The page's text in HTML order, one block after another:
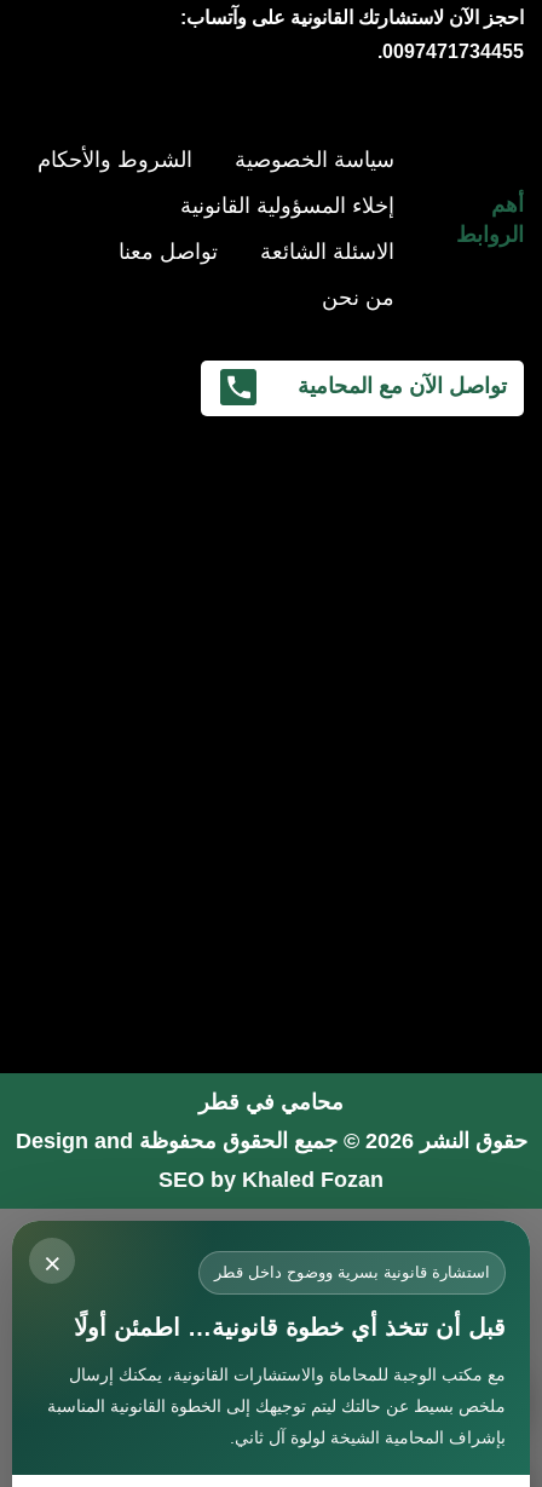
احجز الآن لاستشارتك القانونية على وآتساب:
0097471734455.
أهم
الروابط
سياسة الخصوصية
الشروط والأحكام
إخلاء المسؤولية القانونية
الاسئلة الشائعة
تواصل معنا
من نحن
تواصل الآن مع المحامية
محامي في قطر
حقوق النشر 2026 © جميع الحقوق محفوظة
Design and
SEO by Khaled Fozan
استشارة
× استشارة قانونية بسرية ووضوح داخل قطر
قبل أن تتخذ أي خطوة قانونية… اطمئن أولًا
مع مكتب الوجبة للمحاماة والاستشارات القانونية، يمكنك إرسال
ملخص بسيط عن حالتك ليتم توجيهك إلى الخطوة القانونية المناسبة
بإشراف المحامية الشيخة لولوة آل ثاني.
محامي في جدة
محامي في الرياض شاطر
محامي في المدينة المنورة
المحامي صنيتان السبيعي
افضل محامي في جدة
محامي جنائي في البحرين